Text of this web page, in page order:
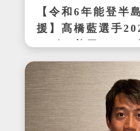
【令和6年能登半
援】髙橋藍選手
ーズン着用サイ
ズ